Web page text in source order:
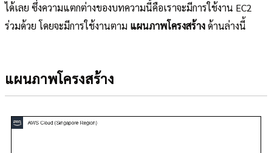
ได้เลย ซึ่งความแตกต่างของบทความนี้คือเราจะมีการใช้งาน EC2
ร่วมด้วย โดยจะมีการใช้งานตาม แผนภาพโครงสร้างด้านล่างนี้
แผนภาพโครงสร้าง